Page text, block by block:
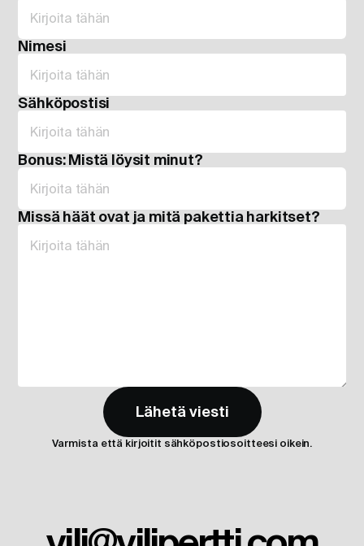
Nimesi
Sähköpostisi
Bonus: Mistä löysit minut?
Missä häät ovat ja mitä pakettia harkitset?
Lähetä viesti
Varmista että kirjoitit sähköpostiosoitteesi oikein.